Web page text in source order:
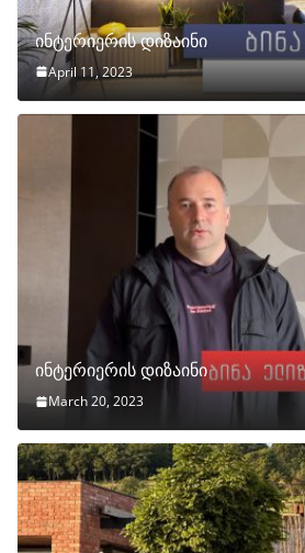
ინტერიერის დიზაინი
April 11, 2023
ინტერიერის დიზაინი
March 20, 2023